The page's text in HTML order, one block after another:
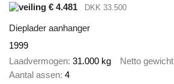
€ 4.481
DKK 33.500
Dieplader aanhanger
1999
Laadvermogen 31.000 kg Netto gewicht
Aantal assen 4